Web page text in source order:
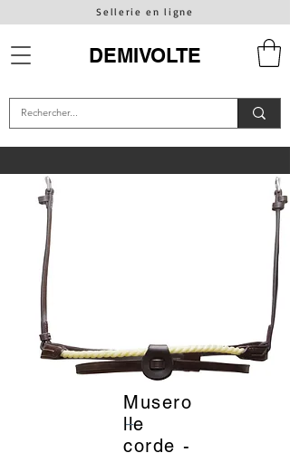
Sellerie en ligne
DEMIVOLTE
Musero
lle
corde -
_